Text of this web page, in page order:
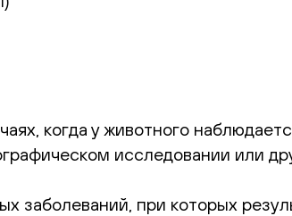
когда у животного
исследовании или
заболеваний, при которых